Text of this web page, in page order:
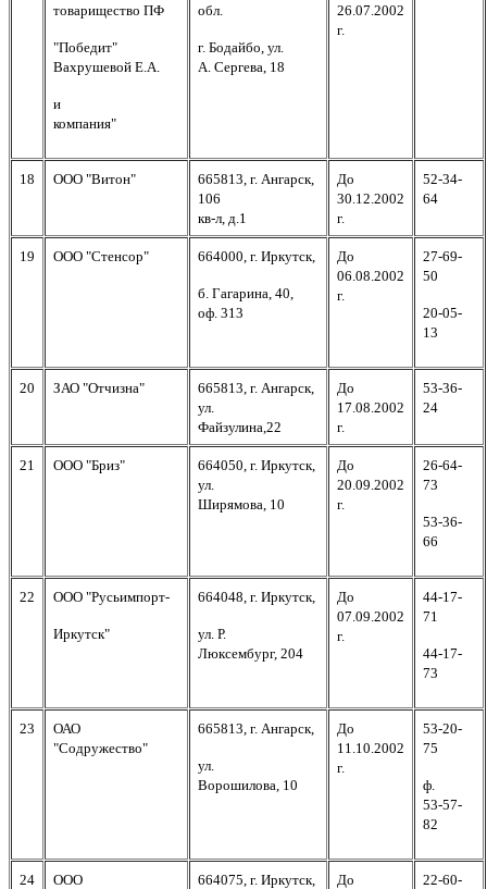
товарищество ПФ
"Победит"
Вахрушевой Е.А.
и
компания"
обл.
г. Бодайбо, ул.
А. Сергева, 18
26.07.2002
г.
18 ООО "Витон"
665813, г. Ангарск,
106
кв-л, д.1
До
30.12.2002
г.
52-34-
64
19 ООО "Стенсор" 664000, г. Иркутск,
б. Гагарина, 40,
оф. 313
До
06.08.2002
г.
27-69-
50
20-05-
13
20 ЗАО "Отчизна"
665813, г. Ангарск,
ул.
Файзулина,22
До
17.08.2002
г.
53-36-
24
21 ООО "Бриз"
664050, г. Иркутск,
ул.
Ширямова, 10
До
20.09.2002
г.
26-64-
73
53-36-
66
22 ООО "Русьимпорт-
Иркутск"
664048, г. Иркутск,
ул. Р.
Люксембург, 204
До
07.09.2002
г.
44-17-
71
44-17-
73
23
ОАО
"Содружество"
665813, г. Ангарск,
ул.
Ворошилова, 10
До
11.10.2002
г.
53-20-
75
ф.
53-57-
82
24
ООО
664075, г. Иркутск,
До
22-60-